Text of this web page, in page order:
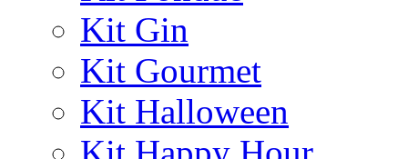
Kit Gin
Kit Gourmet
Kit Halloween